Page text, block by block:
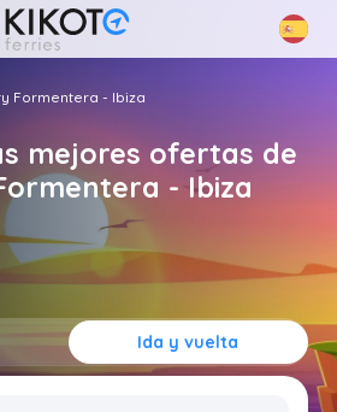
Formentera - Ibiza
mejores ofertas de
- Ibiza
Ida y vuelta